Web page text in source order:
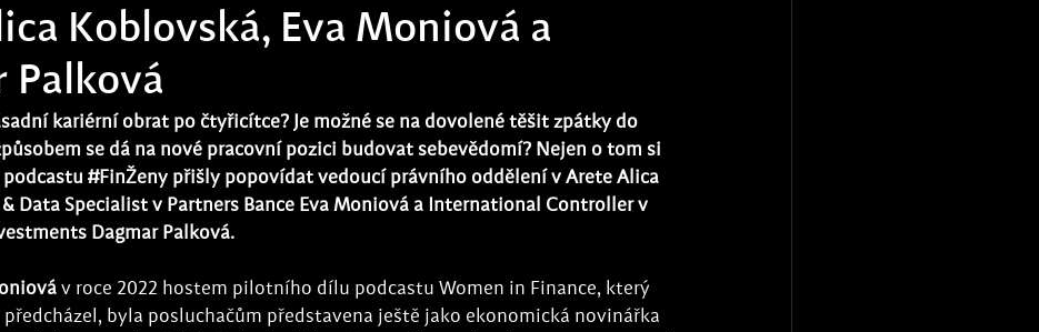
Koblovská, Eva Moniová a
Palková
kariérní obrat po čtyřicítce? Je možné se na dovolené těšit zpátky do
se dá na nové pracovní pozici budovat sebevědomí? Nejen o tom si
#FinŽeny přišly popovídat vedoucí právního oddělení v Arete Alica
& Data Specialist v Partners Bance Eva Moniová a International Controller v
Dagmar Palková.
v roce 2022 hostem pilotního dílu podcastu Women in Finance, který
byla posluchačům představena ještě jako ekonomická novinářka